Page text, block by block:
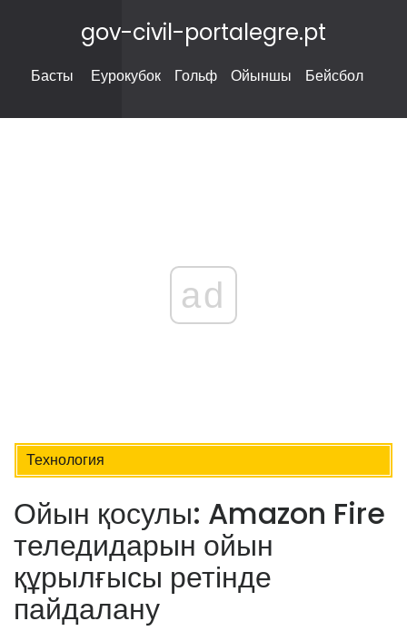
gov-civil-portalegre.pt
Басты Еурокубок Гольф Ойыншы Бейсбол
ad
Технология
Ойын қосулы: Amazon Fire
теледидарын ойын
құрылғысы ретінде
пайдалану